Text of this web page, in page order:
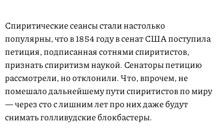
Спиритические сеансы стали настолько
популярны, что в 1854 году в сенат США поступила
петиция, подписанная сотнями спиритистов,
признать спиритизм наукой. Сенаторы петицию
рассмотрели, но отклонили. Что, впрочем, не
помешало дальнейшему пути спиритистов по миру
— через сто с лишним лет про них даже будут
снимать голливудские блокбастеры.